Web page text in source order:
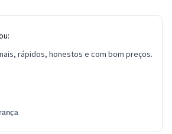
rápidos, honestos e com bom preços.